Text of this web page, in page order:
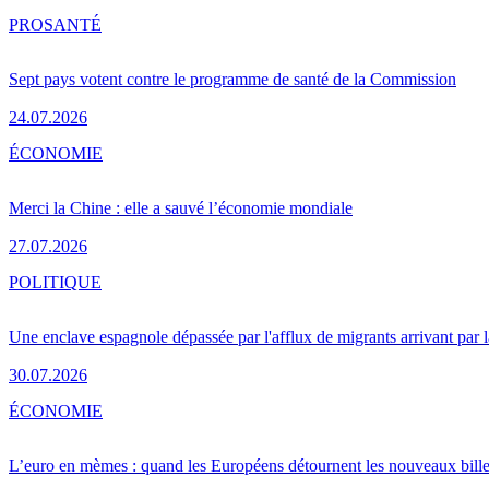
Sept pays votent contre le programme de santé de la Commission
24.07.2026
PROSANTÉ
Merci la Chine : elle a sauvé l’économie mondiale
27.07.2026
ÉCONOMIE
Une enclave espagnole dépassée par l'afflux de migrants arrivant par
30.07.2026
POLITIQUE
L’euro en mèmes : quand les Européens détournent les nouveaux
ÉCONOMIE